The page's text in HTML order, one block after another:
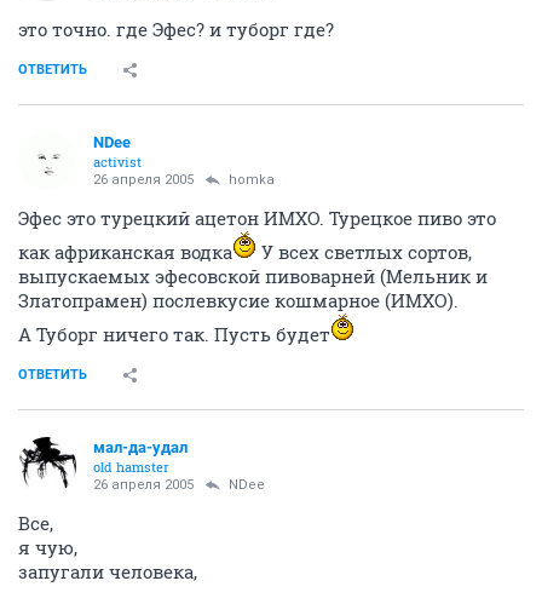
это точно. где Эфес? и туборг где?
ОТВЕТИТЬ
NDee
activist
26 апреля 2005 homka
Эфес это турецкий ацетон ИМХО. Турецкое пиво это
как африканская водка
У всех светлых сортов,
выпускаемых эфесовской пивоварней (Мельник и
Златопрамен) послевкусие кошмарное (ИМХО).
А Туборг ничего так. Пусть будет
ОТВЕТИТЬ
мал-да-удал
old hamster
26 апреля 2005 NDee
Все,
я чую,
запугали человека,